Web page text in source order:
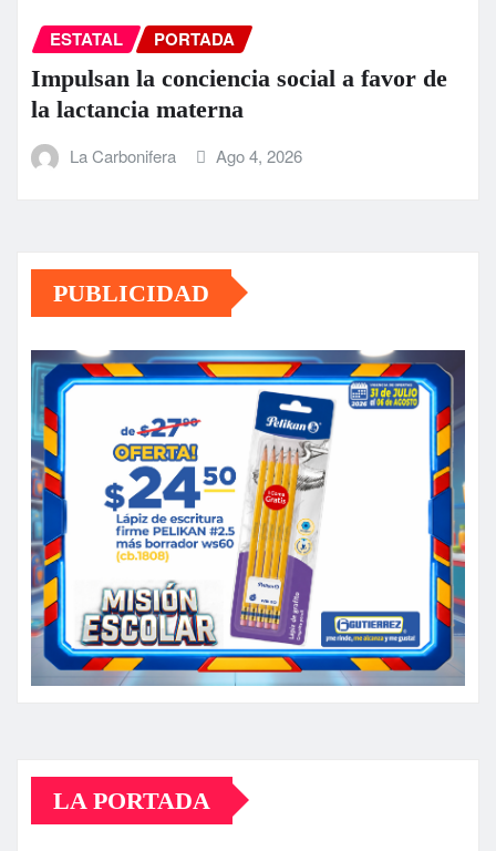
ESTATAL PORTADA
Impulsan la conciencia social a favor de
la lactancia materna
La Carbonifera Ago 4, 2026
PUBLICIDAD
LA PORTADA